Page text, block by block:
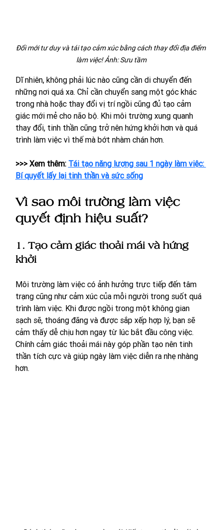
Đổi mới tư duy và tái tạo cảm xúc bằng cách thay đổi địa điểm
làm việc! Ảnh: Sưu tầm
Dĩ nhiên, không phải lúc nào cũng cần di chuyển đến
những nơi quá xa. Chỉ cần chuyển sang một góc khác
trong nhà hoặc thay đổi vị trí ngồi cũng đủ tạo cảm
giác mới mẻ cho não bộ. Khi môi trường xung quanh
thay đổi, tinh thần cũng trở nên hứng khởi hơn và quá
trình làm việc vì thế mà bớt nhàm chán hơn.
>>> Xem thêm: Tái tạo năng lượng sau 1 ngày làm việc:
Bí quyết lấy lại tinh thần và sức sống
Vì sao môi trường làm việc
quyết định hiệu suất?
1. Tạo cảm giác thoải mái và hứng
khởi
Môi trường làm việc có ảnh hưởng trực tiếp đến tâm
trạng cũng như cảm xúc của mỗi người trong suốt quá
trình làm việc. Khi được ngồi trong một không gian
sạch sẽ, thoáng đãng và được sắp xếp hợp lý, bạn sẽ
cảm thấy dễ chịu hơn ngay từ lúc bắt đầu công việc.
Chính cảm giác thoải mái này góp phần tạo nên tinh
thần tích cực và giúp ngày làm việc diễn ra nhẹ nhàng
hơn.